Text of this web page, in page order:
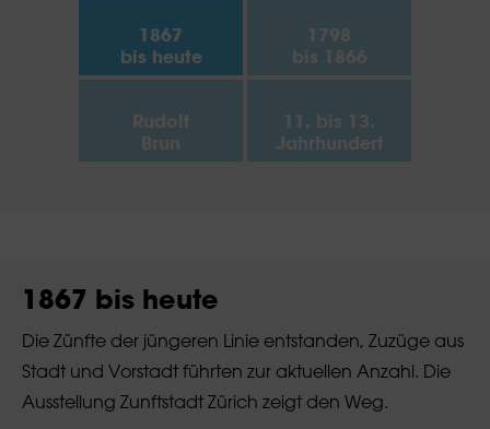
1867
bis heute
1798
bis 1866
Rudolf
Brun
11. bis 13.
Jahrhundert
1867 bis heute
Die Zünfte der jüngeren Linie entstanden, Zuzüge aus
Stadt und Vorstadt führten zur aktuellen Anzahl. Die
Ausstellung Zunftstadt Zürich zeigt den Weg.